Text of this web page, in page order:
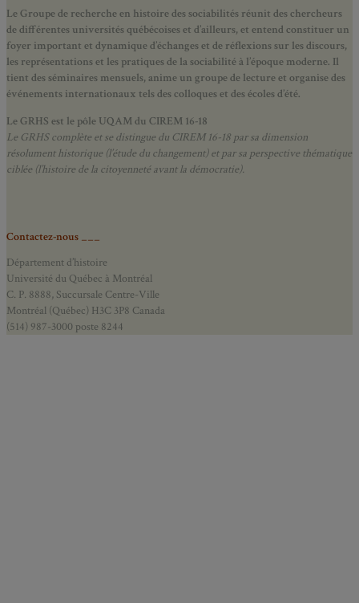
Le Groupe de recherche en histoire des sociabilités réunit des chercheurs
de différentes universités québécoises et d’ailleurs, et entend constituer un
foyer important et dynamique d’échanges et de réflexions sur les discours,
les représentations et les pratiques de la sociabilité à l’époque moderne. Il
tient des séminaires mensuels, anime un groupe de lecture et organise des
événements internationaux tels des colloques et des écoles d’été.
Le GRHS est le pôle UQAM du CIREM 16-18
Le GRHS complète et se distingue du CIREM 16-18 par sa dimension
résolument historique (l’étude du changement) et par sa perspective thématique
ciblée (l’histoire de la citoyenneté avant la démocratie).
Contactez-nous ___
Département d’histoire
Université du Québec à Montréal
C. P. 8888, Succursale Centre-Ville
Montréal (Québec) H3C 3P8 Canada
(514) 987-3000 poste 8244